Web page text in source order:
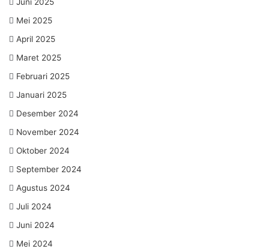
Mei 2025
April 2025
Maret 2025
Februari 2025
Januari 2025
Desember 2024
November 2024
Oktober 2024
September 2024
Agustus 2024
Juli 2024
Juni 2024
Mei 2024